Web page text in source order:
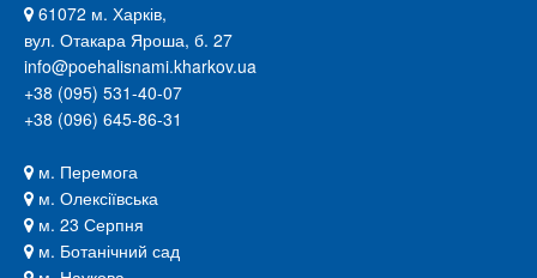
61072 м. Харків,
вул. Отакара Яроша, б. 27
info@poehalisnami.kharkov.ua
+38 (095) 531-40-07
+38 (096) 645-86-31
м. Перемога
м. Олексіївська
м. 23 Серпня
м. Ботанічний сад